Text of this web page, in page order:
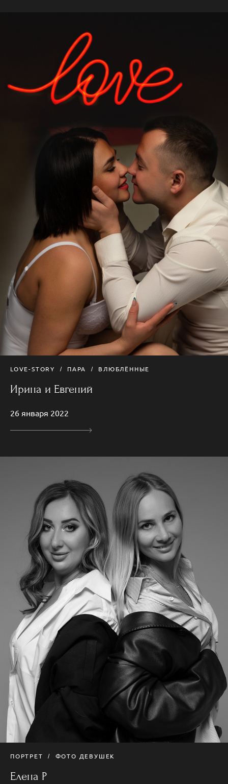
LOVE-STORY ПАРА ВЛЮБЛЁННЫЕ
Ирина и Евгений
26 января 2022
ПОРТРЕТ ФОТО ДЕВУШЕК
Елена Р